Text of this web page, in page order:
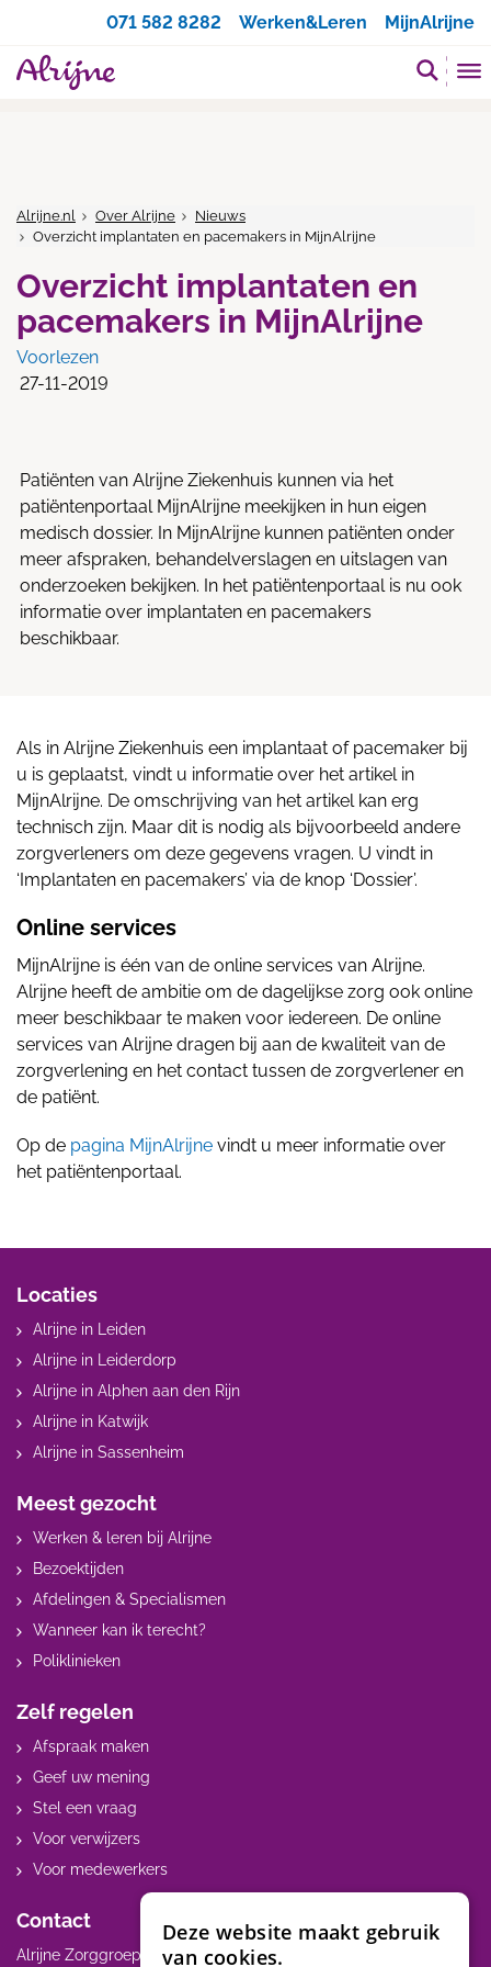
071 582 8282
Werken&Leren MijnAlrijne
Alrijne.nl Over Alrijne
Nieuws
Overzicht implantaten en pacemakers in MijnAlrijne
Overzicht implantaten en
pacemakers in MijnAlrijne
Voorlezen
27-11-2019
Patiënten van Alrijne Ziekenhuis kunnen via het
patiëntenportaal MijnAlrijne meekijken in hun eigen
medisch dossier. In MijnAlrijne kunnen patiënten onder
meer afspraken, behandelverslagen en uitslagen van
onderzoeken bekijken. In het patiëntenportaal is nu ook
informatie over implantaten en pacemakers
beschikbaar.
Als in Alrijne Ziekenhuis een implantaat of pacemaker bij
u is geplaatst, vindt u informatie over het artikel in
MijnAlrijne. De omschrijving van het artikel kan erg
technisch zijn. Maar dit is nodig als bijvoorbeeld andere
zorgverleners om deze gegevens vragen. U vindt in
‘Implantaten en pacemakers’ via de knop ‘Dossier’.
Online services
MijnAlrijne is één van de online services van Alrijne.
Alrijne heeft de ambitie om de dagelijkse zorg ook online
meer beschikbaar te maken voor iedereen. De online
services van Alrijne dragen bij aan de kwaliteit van de
zorgverlening en het contact tussen de zorgverlener en
de patiënt.
Op de pagina MijnAlrijne vindt u meer informatie over
het patiëntenportaal.
Locaties
Alrijne in Leiden
Alrijne in Leiderdorp
Alrijne in Alphen aan den Rijn
Alrijne in Katwijk
Alrijne in Sassenheim
Meest gezocht
Werken & leren bij Alrijne
Bezoektijden
Afdelingen & Specialismen
Wanneer kan ik terecht?
Poliklinieken
Zelf regelen
Afspraak maken
Geef uw mening
Stel een vraag
Voor verwijzers
Voor medewerkers
Contact
Alrijne Zorggroep
Deze website maakt gebruik
van cookies.